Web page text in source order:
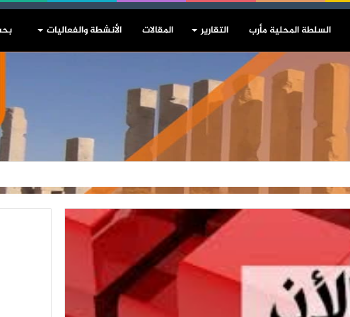
السلطة المحلية مأرب التقارير المقالات الأنشطة والفعاليات